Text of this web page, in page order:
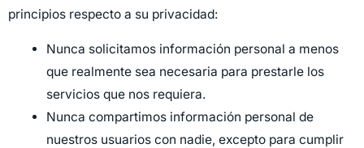
principios respecto a su privacidad:
Nunca solicitamos información personal a menos
que realmente sea necesaria para prestarle los
servicios que nos requiera.
Nunca compartimos información personal de
nuestros usuarios con nadie, excepto para cumplir